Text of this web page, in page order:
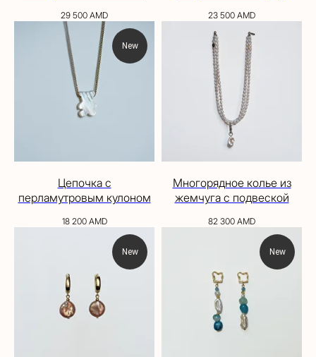
29 500 AMD 23 500 AMD
New
Цепочка с
перламутровым кулоном
18 200 AMD
Многорядное колье из
жемчуга с подвеской
82 300 AMD
New New